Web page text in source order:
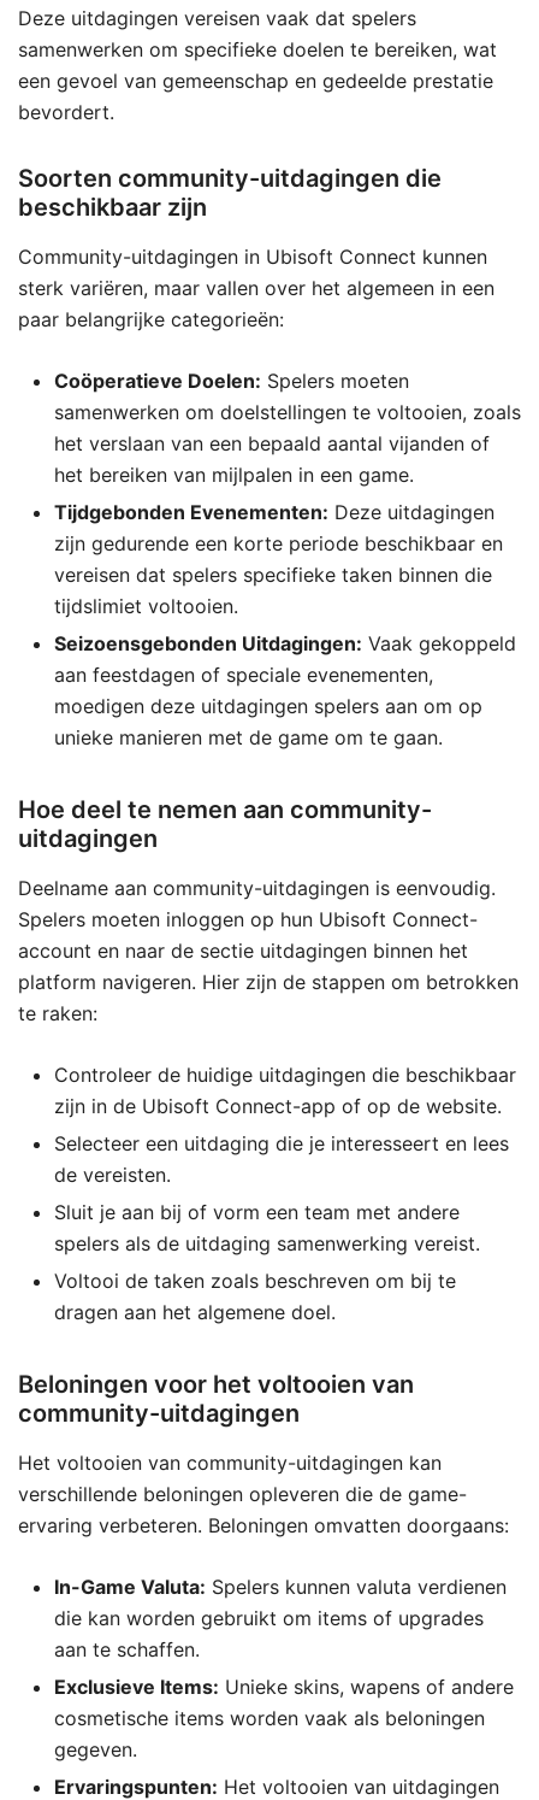
Deze uitdagingen vereisen vaak dat spelers
samenwerken om specifieke doelen te bereiken, wat
een gevoel van gemeenschap en gedeelde prestatie
bevordert.
Soorten community-uitdagingen die
beschikbaar zijn
Community-uitdagingen in Ubisoft Connect kunnen
sterk variëren, maar vallen over het algemeen in een
paar belangrijke categorieën:
Coöperatieve Doelen: Spelers moeten
samenwerken om doelstellingen te voltooien, zoals
het verslaan van een bepaald aantal vijanden of
het bereiken van mijlpalen in een game.
Tijdgebonden Evenementen: Deze uitdagingen
zijn gedurende een korte periode beschikbaar en
vereisen dat spelers specifieke taken binnen die
tijdslimiet voltooien.
Seizoensgebonden Uitdagingen: Vaak gekoppeld
aan feestdagen of speciale evenementen,
moedigen deze uitdagingen spelers aan om op
unieke manieren met de game om te gaan.
Hoe deel te nemen aan community-
uitdagingen
Deelname aan community-uitdagingen is eenvoudig.
Spelers moeten inloggen op hun Ubisoft Connect-
account en naar de sectie uitdagingen binnen het
platform navigeren. Hier zijn de stappen om betrokken
te raken:
Controleer de huidige uitdagingen die beschikbaar
zijn in de Ubisoft Connect-app of op de website.
Selecteer een uitdaging die je interesseert en lees
de vereisten.
Sluit je aan bij of vorm een team met andere
spelers als de uitdaging samenwerking vereist.
Voltooi de taken zoals beschreven om bij te
dragen aan het algemene doel.
Beloningen voor het voltooien van
community-uitdagingen
Het voltooien van community-uitdagingen kan
verschillende beloningen opleveren die de game-
ervaring verbeteren. Beloningen omvatten doorgaans:
In-Game Valuta: Spelers kunnen valuta verdienen
die kan worden gebruikt om items of upgrades
aan te schaffen.
Exclusieve Items: Unieke skins, wapens of andere
cosmetische items worden vaak als beloningen
gegeven.
Ervaringspunten: Het voltooien van uitdagingen